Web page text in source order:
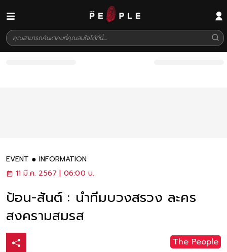
EVENT
INFORMATION
11 มี.ค. 2567 | 06:00 น.
ป้อน-สันต์ : นำทีมบวงสรวง ละคร
สงครามสมรส
The People